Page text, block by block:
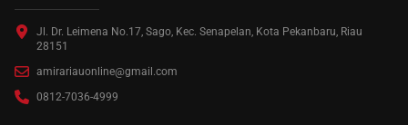
Jl. Dr. Leimena No.17, Sago, Kec. Senapelan, Kota Pekanbaru, Riau
28151
amirariauonline@gmail.com
0812-7036-4999